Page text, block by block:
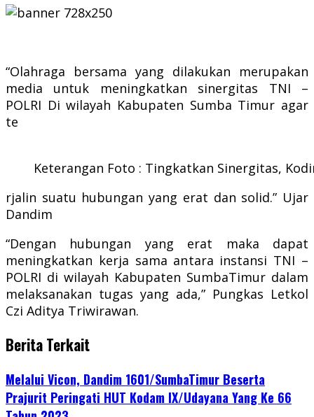
“Olahraga bersama yang dilakukan merupakan
media untuk meningkatkan sinergitas TNI –
POLRI Di wilayah Kabupaten Sumba Timur agar
te
Keterangan Foto : Tingkatkan Sinergitas,
rjalin suatu hubungan yang erat dan solid.” Ujar
Dandim
“Dengan hubungan yang erat maka dapat
meningkatkan kerja sama antara instansi TNI –
POLRI di wilayah Kabupaten SumbaTimur dalam
melaksanakan tugas yang ada,” Pungkas Letkol
Czi Aditya Triwirawan.
Berita Terkait
Melalui Vicon, Dandim 1601/SumbaTimur Beserta
Prajurit Peringati HUT Kodam IX/Udayana Yang Ke 66